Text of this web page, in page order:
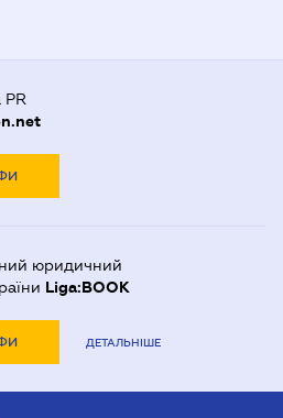
PR
юридичний
Liga:BOOK
ДЕТАЛЬНІШЕ